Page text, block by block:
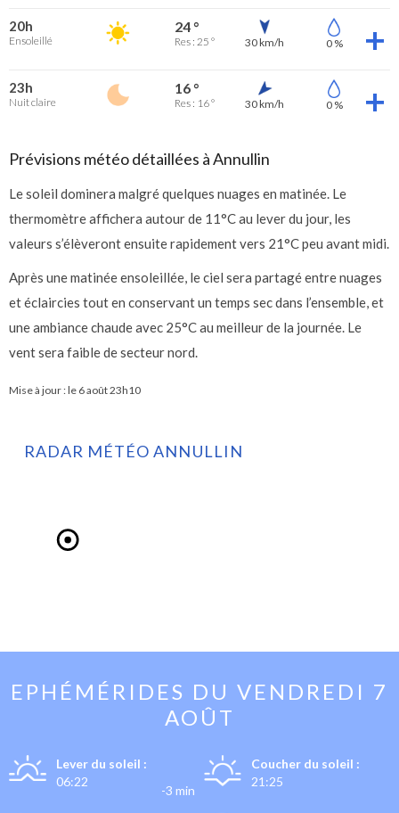
20h
Ensoleillé
24 °
Res : 25 ° 30 km/h 0 %
23h
Nuit claire
16 °
Res : 16 ° 30 km/h 0 %
Prévisions météo détaillées à Annullin
Le soleil dominera malgré quelques nuages en matinée. Le
thermomètre affichera autour de 11°C au lever du jour, les
valeurs s’élèveront ensuite rapidement vers 21°C peu avant midi.
Après une matinée ensoleillée, le ciel sera partagé entre nuages
et éclaircies tout en conservant un temps sec dans l’ensemble, et
une ambiance chaude avec 25°C au meilleur de la journée. Le
vent sera faible de secteur nord.
Mise à jour : le 6 août 23h10
RADAR MÉTÉO ANNULLIN
EPHÉMÉRIDES DU VENDREDI 7
AOÛT
Lever du soleil :
06:22
-3 min
Coucher du soleil :
21:25